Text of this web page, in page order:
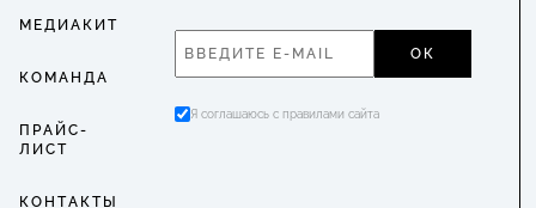
МЕДИАКИТ
КОМАНДА
ПРАЙС-
ЛИСТ
КОНТАКТЫ
ОК
Я соглашаюсь с правилами сайта